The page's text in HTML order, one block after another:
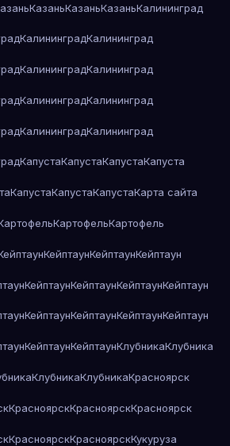
КазаньКазаньКазаньКалининград
КалининградКалининград
КалининградКалининград
КалининградКалининград
КалининградКалининград
КапустаКапустаКапустаКапуста
КапустаКапустаКапустаКарта сайта
КартофельКартофель
КейптаунКейптаунКейптаун
КейптаунКейптаунКейптаунКейптаун
КейптаунКейптаунКейптаунКейптаун
КейптаунКейптаунКлубникаКлубника
КлубникаКлубникаКрасноярск
КрасноярскКрасноярскКрасноярск
КрасноярскКрасноярскКукуруза